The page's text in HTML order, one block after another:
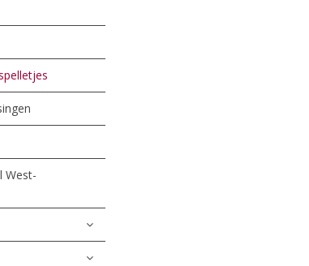
West-